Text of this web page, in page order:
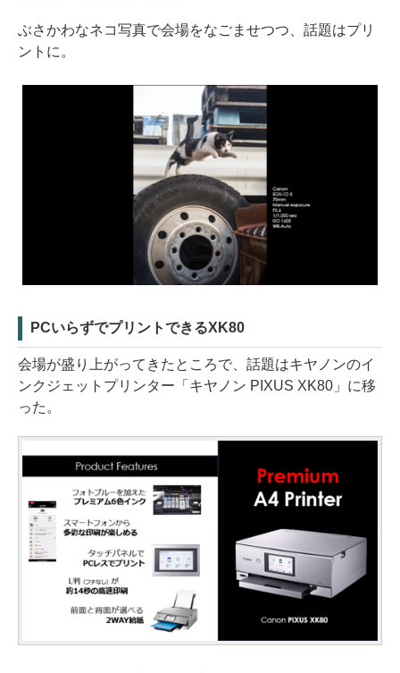
ぶさかわなネコ写真で会場をなごませつつ、話題はプリ
ントに。
PCいらずでプリントできるXK80
会場が盛り上がってきたところで、話題はキヤノンのイ
ンクジェットプリンター「キヤノン PIXUS XK80」に移
った。